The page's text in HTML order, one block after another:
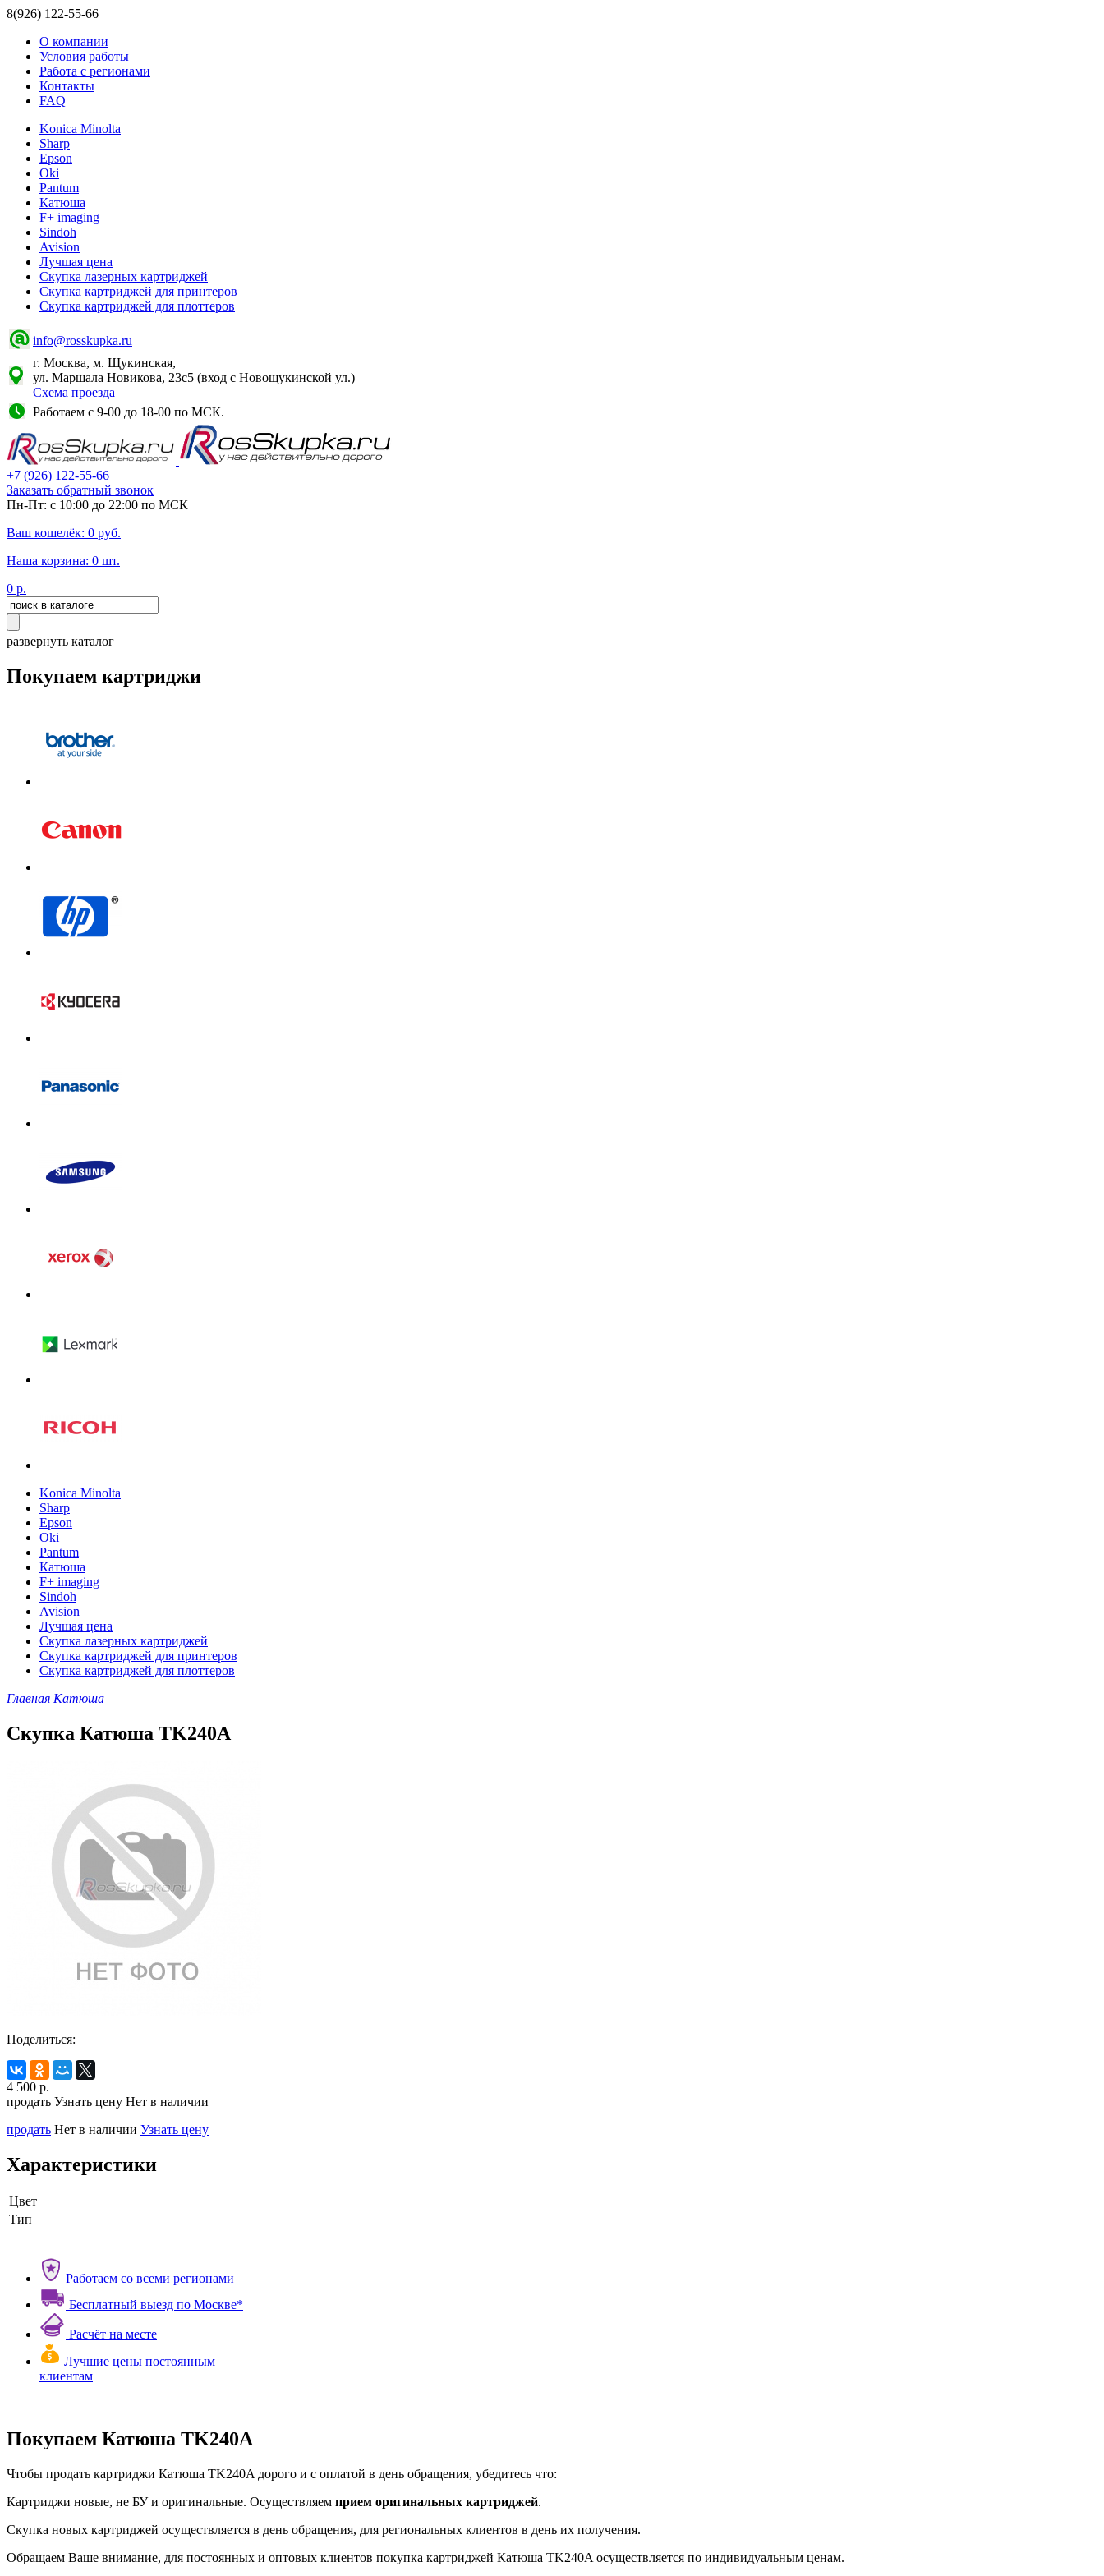
8(926) 122-55-66
О компании
Условия работы
Работа с регионами
Контакты
FAQ
Konica Minolta
Sharp
Epson
Oki
Pantum
Катюша
F+ imaging
Sindoh
Avision
Лучшая цена
Скупка лазерных картриджей
Скупка картриджей для принтеров
Скупка картриджей для плоттеров
info@rosskupka.ru
г. Москва, м. Щукинская,
ул. Маршала Новикова, 23с5 (вход с Новощукинской ул.)
Схема проезда
Работаем с 9-00 до 18-00 по МСК.
+7 (926) 122-55-66
Заказать обратный звонок
Пн-Пт: с 10:00 до 22:00 по МСК
Ваш кошелёк: 0 руб.
Наша корзина: 0 шт.
0 р.
развернуть каталог
Покупаем картриджи
Konica Minolta
Sharp
Epson
Oki
Pantum
Катюша
F+ imaging
Sindoh
Avision
Лучшая цена
Скупка лазерных картриджей
Скупка картриджей для принтеров
Скупка картриджей для плоттеров
Главная Катюша
Скупка Катюша TK240A
Поделиться:
4 500 р.
продать Узнать цену Нет в наличии
продать Нет в наличии Узнать цену
Характеристики
Цвет
Тип
Работаем со всеми регионами
Бесплатный выезд по Москве*
Расчёт на месте
Лучшие цены постоянным
клиентам
Покупаем Катюша TK240A
Чтобы продать картриджи Катюша TK240A дорого и с оплатой в день обращения, убедитесь что:
Картриджи новые, не БУ и оригинальные. Осуществляем прием оригинальных картриджей.
Скупка новых картриджей осуществляется в день обращения, для региональных клиентов в день их получения.
Обращаем Ваше внимание, для постоянных и оптовых клиентов покупка картриджей Катюша TK240A осуществляется по индивидуальным ценам.